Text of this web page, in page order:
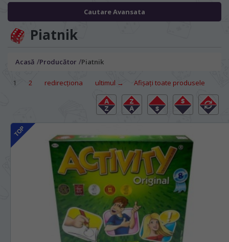
Cautare Avansata
Piatnik
Acasă /Producător /Piatnik
1 2 redirecţiona ultimul → Afișați toate produsele